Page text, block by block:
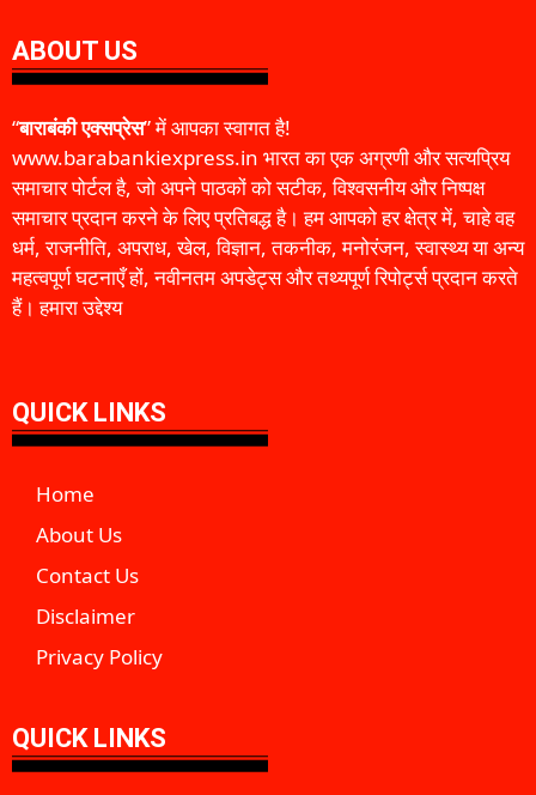
ABOUT US
“बाराबंकी एक्सप्रेस” में आपका स्वागत है!
www.barabankiexpress.in भारत का एक अग्रणी और सत्यप्रिय
समाचार पोर्टल है, जो अपने पाठकों को सटीक, विश्वसनीय और निष्पक्ष
समाचार प्रदान करने के लिए प्रतिबद्ध है। हम आपको हर क्षेत्र में, चाहे वह
धर्म, राजनीति, अपराध, खेल, विज्ञान, तकनीक, मनोरंजन, स्वास्थ्य या अन्य
महत्वपूर्ण घटनाएँ हों, नवीनतम अपडेट्स और तथ्यपूर्ण रिपोर्ट्स प्रदान करते
हैं। हमारा उद्देश्य
QUICK LINKS
Home
About Us
Contact Us
Disclaimer
Privacy Policy
QUICK LINKS